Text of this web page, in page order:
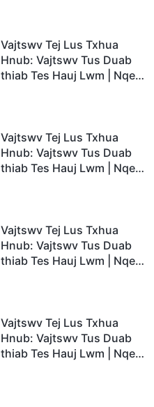
Vajtswv Tej Lus Txhua
Hnub: Vajtswv Tus Duab
thiab Tes Hauj Lwm | Nqe
Vajtswv Tej Lus Txhua
Hnub: Vajtswv Tus Duab
thiab Tes Hauj Lwm | Nqe
Vajtswv Tej Lus Txhua
Hnub: Vajtswv Tus Duab
thiab Tes Hauj Lwm | Nqe
Vajtswv Tej Lus Txhua
Hnub: Vajtswv Tus Duab
thiab Tes Hauj Lwm | Nqe